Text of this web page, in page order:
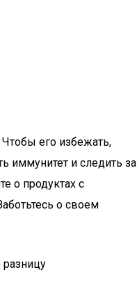
Чтобы его избежать,
иммунитет и следить за
о продуктах с
о своем
разницу